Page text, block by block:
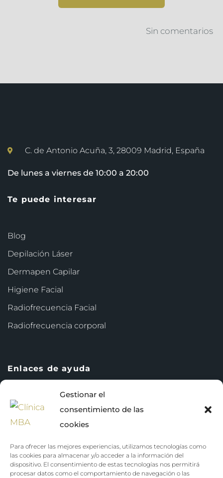
Gestionar el
consentimiento de las
cookies
Para ofrecer las mejores experiencias, utilizamos tecnologías como
las cookies para almacenar y/o acceder a la información del
dispositivo. El consentimiento de estas tecnologías nos permitirá
procesar datos como el comportamiento de navegación o las
Sin comentarios
C. de Antonio Acuña, 3, 28009 Madrid, España
De lunes a viernes de 10:00 a 20:00
Te puede interesar
Blog
Depilación Láser
Dermapen Capilar
Higiene Facial
Radiofrecuencia Facial
Radiofrecuencia corporal
Enlaces de ayuda
Política de privacidad
Política de cookies (UE)